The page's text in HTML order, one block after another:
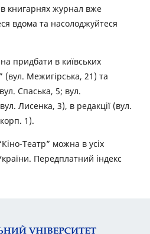
книгарнях журнал вже
вдома та насолоджуйтеся
придбати в київських
(вул. Межигірська, 21) та
Спаська, 5; вул.
Лисенка, 3), в редакції (вул.
1).
Театр” можна в усіх
Передплатний індекс